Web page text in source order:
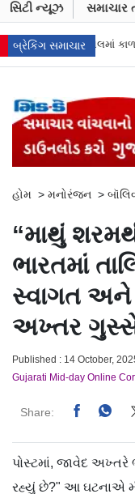
સિટી ન્યૂઝ સમાચાર
બ્રેકિંગ સમાચાર
એકનો જીવ ગયો
હોમ > મનોરંજન >
“માથું
ભારતમાં
સ્વાગત અને
અખ્તર ગુસ્સે
Published : 14 October,
Gujarati Mid-day Online
Share:
પોસ્ટમાં, જાવેદ
રહ્યું છે?" આ ઘટનાએ